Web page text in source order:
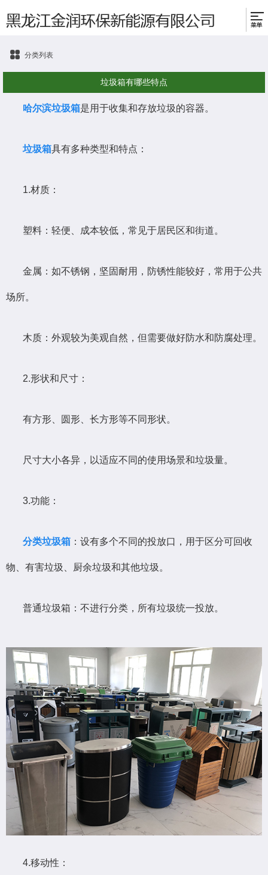
分类列表
垃圾箱有哪些特点
哈尔滨垃圾箱是用于收集和存放垃圾的容器。
垃圾箱具有多种类型和特点：
1.材质：
塑料：轻便、成本较低，常见于居民区和街道。
金属：如不锈钢，坚固耐用，防锈性能较好，常用于公共
场所。
木质：外观较为美观自然，但需要做好防水和防腐处理。
2.形状和尺寸：
有方形、圆形、长方形等不同形状。
尺寸大小各异，以适应不同的使用场景和垃圾量。
3.功能：
分类垃圾箱 ：设有多个不同的投放口，用于区分可回收
物、有害垃圾、厨余垃圾和其他垃圾。
普通垃圾箱：不进行分类，所有垃圾统一投放。
4.移动性：